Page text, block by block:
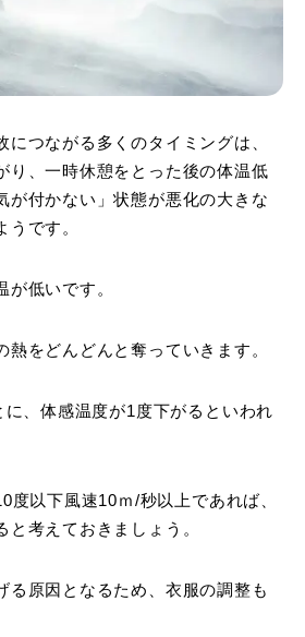
につながる多くのタイミングは、
り、一時休憩をとった後の体温低
が付かない」状態が悪化の大きな
うです。
が低いです。
熱をどんどんと奪っていきます。
、体感温度が1度下がるといわれ
度以下風速10ｍ/秒以上であれば、
考えておきましょう。
る原因となるため、衣服の調整も